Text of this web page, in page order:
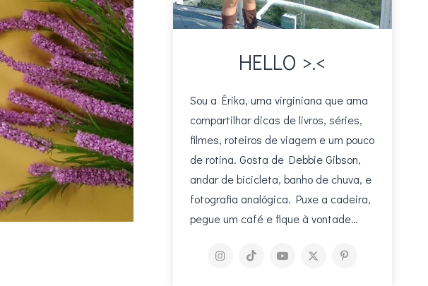
HELLO >.<
Sou a Érika, uma virginiana que ama
compartilhar dicas de livros, séries,
filmes, roteiros de viagem e um pouco
de rotina. Gosta de Debbie Gibson,
andar de bicicleta, banho de chuva, e
fotografia analógica. Puxe a cadeira,
pegue um café e fique à vontade…